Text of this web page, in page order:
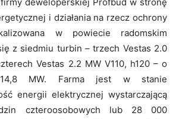
i działania na rzecz ochrony
w powiecie radomskim
z siedmiu turbin – trzech Vestas 2.0
Vestas 2.2 MW V110, h120 – o
MW. Farma jest w stanie
energii elektrycznej wystarczającą
czteroosobowych lub 28 000